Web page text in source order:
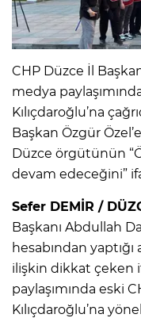
CHP Düzce İl
medya
Kılıçdaroğlu’na
Başkan Özgür
Düzce örgütünün
devam edeceğini”
Sefer DEMİR /
Başkanı Abdullah
hesabından
ilişkin dikkat çeken
paylaşımında eski
Kılıçdaroğlu’na